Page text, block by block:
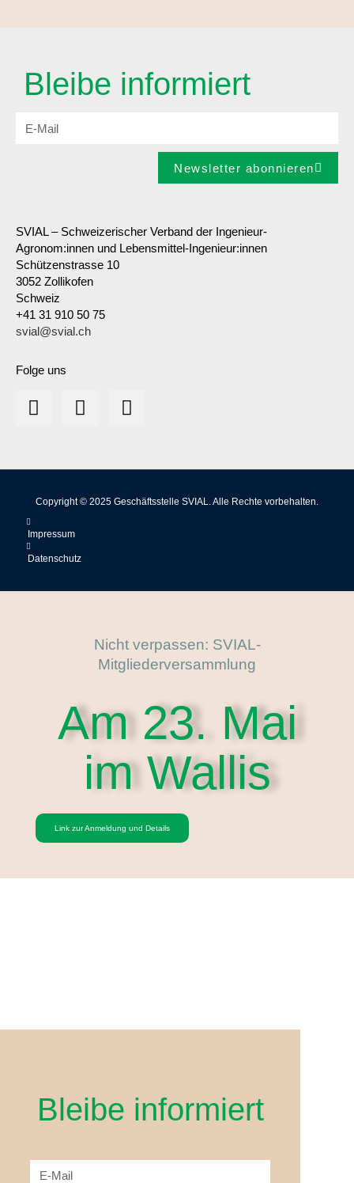
Bleibe informiert
Newsletter abonnieren
SVIAL – Schweizerischer Verband der Ingenieur-
Agronom:innen und Lebensmittel-Ingenieur:innen
Schützenstrasse 10
3052 Zollikofen
Schweiz
+41 31 910 50 75
svial@svial.ch
Folge uns
Copyright © 2025 Geschäftsstelle SVIAL. Alle Rechte vorbehalten.
Impressum
Datenschutz
Nicht verpassen: SVIAL-
Mitgliederversammlung
Am 23. Mai
im Wallis
Link zur Anmeldung und Details
Bleibe informiert